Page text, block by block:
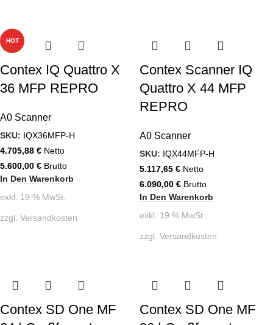
HOT
Contex IQ Quattro X
36 MFP REPRO
A0 Scanner
SKU: IQX36MFP-H
4.705,88 € Netto
5.600,00 € Brutto
In Den Warenkorb
exkl. 19 % MwSt.
zzgl. Versandkosten
Contex Scanner IQ
Quattro X 44 MFP
REPRO
A0 Scanner
SKU: IQX44MFP-H
5.117,65 € Netto
6.090,00 € Brutto
In Den Warenkorb
exkl. 19 % MwSt.
zzgl. Versandkosten
Contex SD One MF
Contex SD One MF